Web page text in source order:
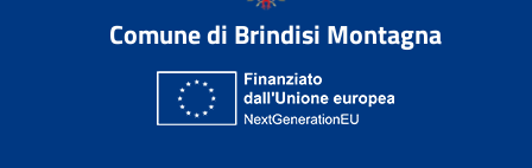
Comune di Brindisi Montagna